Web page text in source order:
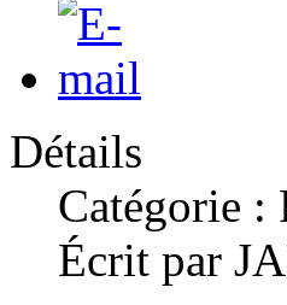
Détails
Catégorie :
Écrit par